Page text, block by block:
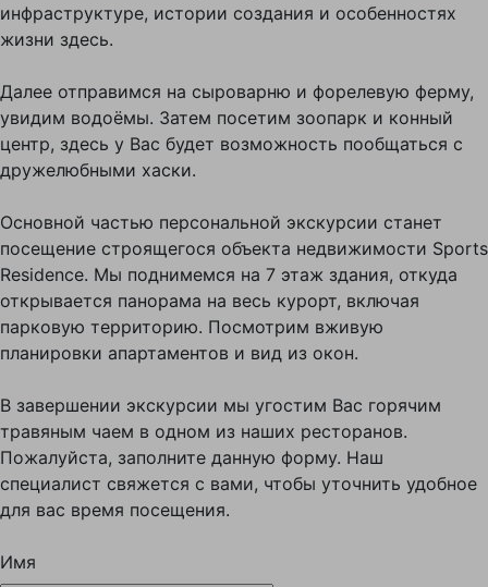
инфраструктуре, истории создания и особенностях
жизни здесь.
Далее отправимся на сыроварню и форелевую ферму,
увидим водоёмы. Затем посетим зоопарк и конный
центр, здесь у Вас будет возможность пообщаться с
дружелюбными хаски.
Основной частью персональной экскурсии станет
посещение строящегося объекта недвижимости Sports
Residence. Мы поднимемся на 7 этаж здания, откуда
открывается панорама на весь курорт, включая
парковую территорию. Посмотрим вживую
планировки апартаментов и вид из окон.
В завершении экскурсии мы угостим Вас горячим
травяным чаем в одном из наших ресторанов.
Пожалуйста, заполните данную форму. Наш
специалист свяжется с вами, чтобы уточнить удобное
для вас время посещения.
Имя